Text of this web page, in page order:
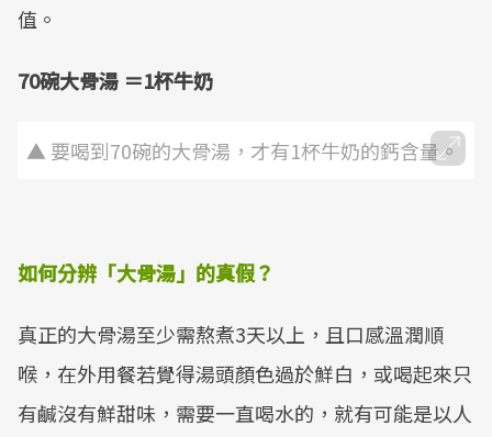
值。
70碗大骨湯 ＝1杯牛奶
▲ 要喝到70碗的大骨湯，才有1杯牛奶的鈣含量。
如何分辨「大骨湯」的真假？
真正的大骨湯至少需熬煮3天以上，且口感溫潤順
喉，在外用餐若覺得湯頭顏色過於鮮白，或喝起來只
有鹹沒有鮮甜味，需要一直喝水的，就有可能是以人